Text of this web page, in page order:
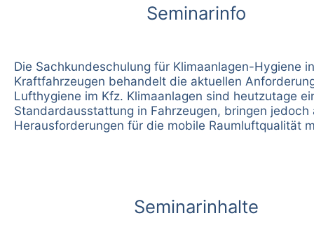
Seminarinfo
Die Sachkundeschulung für Klimaanlagen-Hygiene in
Kraftfahrzeugen behandelt die aktuellen
Lufthygiene im Kfz. Klimaanlagen sind heutzutage
Standardausstattung in Fahrzeugen, bringen jedoch
Herausforderungen für die mobile Raumluftqualität
Seminarinhalte